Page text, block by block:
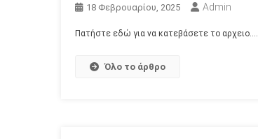
18 Φεβρουαρίου, 2025 Admin
Πατήστε εδώ για να κατεβάσετε το αρχειο……
Όλο το άρθρο